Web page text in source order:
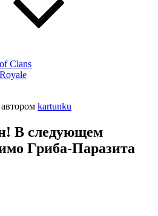
Clans
автором kartunku
Β cледующем
Γpибa-Пapaзитa